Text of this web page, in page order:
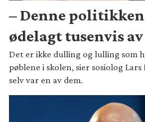
– Denne
ødelagt tusenvis
Det er ikke dulling og lulling som
pøblene i skolen, sier sosiolog Lars
selv var en av dem.